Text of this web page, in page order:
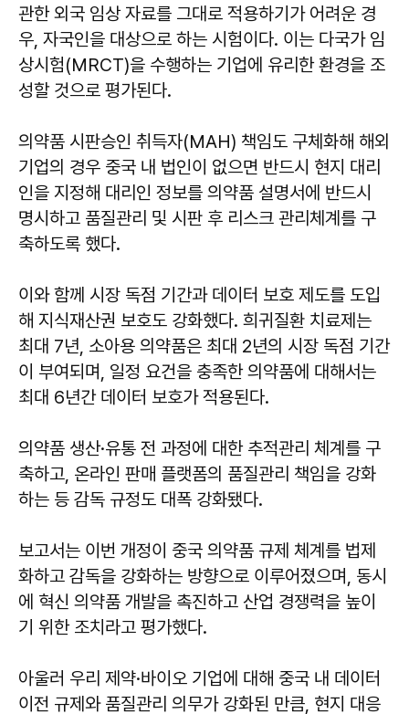
관한 외국 임상 자료를 그대로 적용하기가 어려운 경
우, 자국인을 대상으로 하는 시험이다. 이는 다국가 임
상시험(MRCT)을 수행하는 기업에 유리한 환경을 조
성할 것으로 평가된다.
의약품 시판승인 취득자(MAH) 책임도 구체화해 해외
기업의 경우 중국 내 법인이 없으면 반드시 현지 대리
인을 지정해 대리인 정보를 의약품 설명서에 반드시
명시하고 품질관리 및 시판 후 리스크 관리체계를 구
축하도록 했다.
이와 함께 시장 독점 기간과 데이터 보호 제도를 도입
해 지식재산권 보호도 강화했다. 희귀질환 치료제는
최대 7년, 소아용 의약품은 최대 2년의 시장 독점 기간
이 부여되며, 일정 요건을 충족한 의약품에 대해서는
최대 6년간 데이터 보호가 적용된다.
의약품 생산·유통 전 과정에 대한 추적관리 체계를 구
축하고, 온라인 판매 플랫폼의 품질관리 책임을 강화
하는 등 감독 규정도 대폭 강화됐다.
보고서는 이번 개정이 중국 의약품 규제 체계를 법제
화하고 감독을 강화하는 방향으로 이루어졌으며, 동시
에 혁신 의약품 개발을 촉진하고 산업 경쟁력을 높이
기 위한 조치라고 평가했다.
아울러 우리 제약·바이오 기업에 대해 중국 내 데이터
이전 규제와 품질관리 의무가 강화된 만큼, 현지 대응